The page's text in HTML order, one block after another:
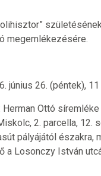
megemlékezésére.
június 26. (péntek), 11
Herman Ottó síremléke
2. parcella, 12.
pályájától északra,
a Losonczy István